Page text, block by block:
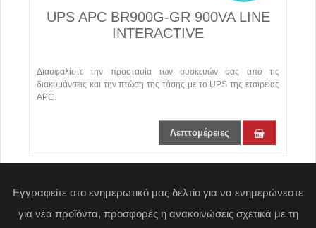
UPS APC BR900G-GR 900VA LINE
INTERACTIVE
Διασφαλίστε την προστασία των συσκευών σας από τις
διακυμάνσεις και την πτώση της τάσης με το UPS της εταιρείας
APC.
Λεπτομέρειες
Εγγραφείτε στο ενημερωτικό μας δελτίο για να ενημερώνεστε
για νέα προϊόντα, προσφορές ή ανακοινώσεις σχετικά με τη